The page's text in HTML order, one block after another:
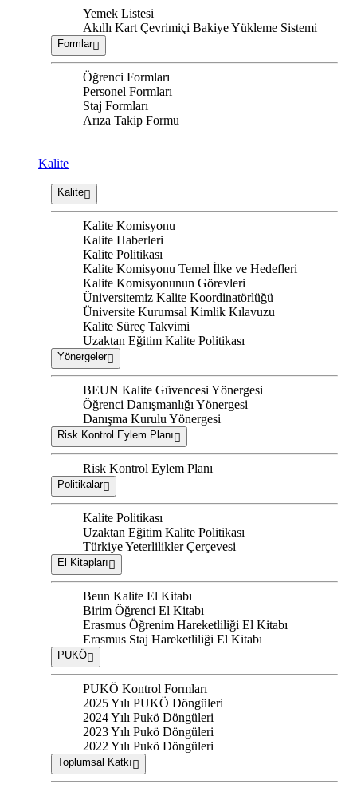
Yemek Listesi
Akıllı Kart Çevrimiçi Bakiye Yükleme Sistemi
Formlar
Öğrenci Formları
Personel Formları
Staj Formları
Arıza Takip Formu
Kalite
Kalite
Kalite Komisyonu
Kalite Haberleri
Kalite Politikası
Kalite Komisyonu Temel İlke ve Hedefleri
Kalite Komisyonunun Görevleri
Üniversitemiz Kalite Koordinatörlüğü
Üniversite Kurumsal Kimlik Kılavuzu
Kalite Süreç Takvimi
Uzaktan Eğitim Kalite Politikası
Yönergeler
BEUN Kalite Güvencesi Yönergesi
Öğrenci Danışmanlığı Yönergesi
Danışma Kurulu Yönergesi
Risk Kontrol Eylem Planı
Risk Kontrol Eylem Planı
Politikalar
Kalite Politikası
Uzaktan Eğitim Kalite Politikası
Türkiye Yeterlilikler Çerçevesi
El Kitapları
Beun Kalite El Kitabı
Birim Öğrenci El Kitabı
Erasmus Öğrenim Hareketliliği El Kitabı
Erasmus Staj Hareketliliği El Kitabı
PUKÖ
PUKÖ Kontrol Formları
2025 Yılı PUKÖ Döngüleri
2024 Yılı Pukö Döngüleri
2023 Yılı Pukö Döngüleri
2022 Yılı Pukö Döngüleri
Toplumsal Katkı